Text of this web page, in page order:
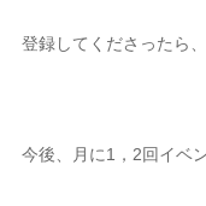
登録してくださったら
今後、月に1，2回イベ